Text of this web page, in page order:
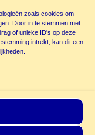
zoals cookies om
Door in te stemmen met
of unieke ID's op deze
intrekt, kan dit een